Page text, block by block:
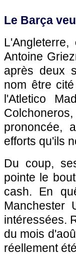
Le Barça
Antoine
après deux
nom être
l'Atletico
prononcée,
efforts qu'ils
Du coup,
pointe le
cash. En
Manchester
intéressées.
du mois
réellement